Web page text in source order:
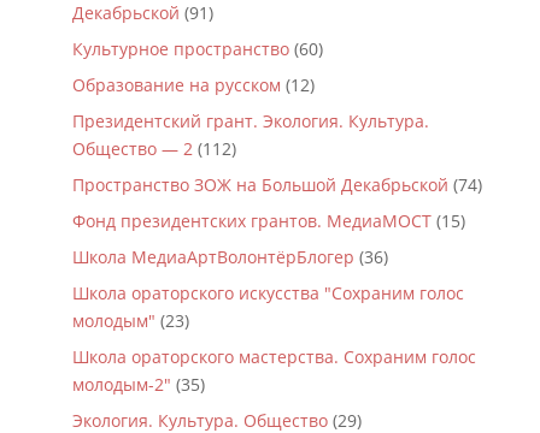
Декабрьской (91)
Культурное пространство(60)
Образование на русском (12)
Президентский грант. Экология. Культура.
Общество — 2(112)
Пространство ЗОЖ на Большой Декабрьской (74)
Фонд президентских грантов. МедиаМОСТ(15)
Школа МедиаАртВолонтёрБлогер (36)
Школа ораторского искусства "Сохраним голос
молодым" (23)
Школа ораторского мастерства. Сохраним голос
молодым-2" (35)
Экология. Культура. Общество(29)